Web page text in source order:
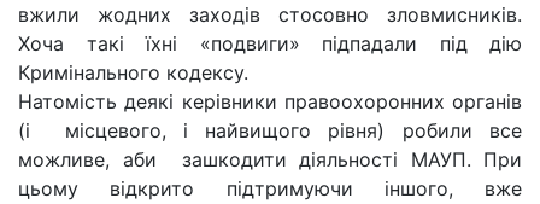
вжили жодних заходів стосовно зловмисників.
Хоча такі їхні «подвиги» підпадали під дію
Кримінального кодексу.
Натомість деякі керівники правоохоронних органів
(і місцевого, і найвищого рівня) робили все
можливе, аби зашкодити діяльності МАУП. При
цьому відкрито підтримуючи іншого, вже